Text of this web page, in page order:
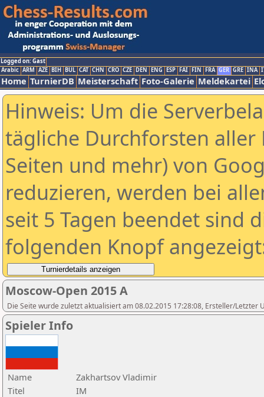
Logged on: Gast
Arabic ARM AZE BIH BUL CAT CHN CRO CZE DEN ENG ESP FAI FIN FRA GER GRE INA
Home TurnierDB Meisterschaft Foto-Galerie Meldekartei
Hinweis: Um die
tägliche Durchforsten aller
Seiten und mehr) von
reduzieren, werden bei
seit 5 Tagen beendet sind
folgenden Knopf
Moscow-Open 2015 A
Die Seite wurde zuletzt aktualisiert am 08.02.2015 17:28:08, Ersteller/Letzter
Spieler Info
Name
Zakhartsov Vladimir
Titel
IM